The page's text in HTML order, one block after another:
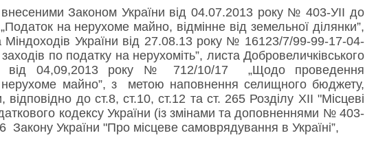
внесеними Законом України від 04.07.2013 року № 403-УІІ до
на нерухоме майно, відмінне від земельної ділянки”,
України від 27.08.13 року № 16123/7/99-99-17-04-
по податку на нерухоміть”, листа Добровеличківського
від 04,09,2013 року № 712/10/17 „Щодо проведення
нерухоме майно”, з метою наповнення селищного бюджету,
відповідно до ст.8, ст.10, ст.12 та ст. 265 Розділу ХІІ "Місцеві
кодексу України (із змінами та доповненнями № 403-
Закону України "Про місцеве самоврядування в Україні”,